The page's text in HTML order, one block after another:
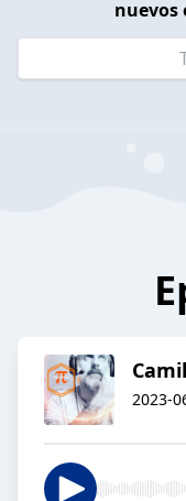
nuevos
2023-